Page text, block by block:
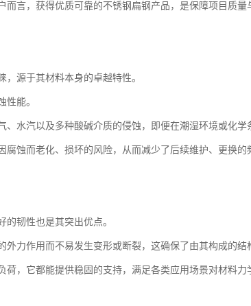
而言，获得优质可靠的不锈钢扁钢产品，是保障项目质
，源于其材料本身的卓越特性。
性能。
、水汽以及多种酸碱介质的侵蚀，即便在潮湿环境或化
腐蚀而老化、损坏的风险，从而减少了后续维护、更换
的韧性也是其突出优点。
外力作用而不易发生变形或断裂，这确保了由其构成的
荷，它都能提供稳固的支持，满足各类应用场景对材料力